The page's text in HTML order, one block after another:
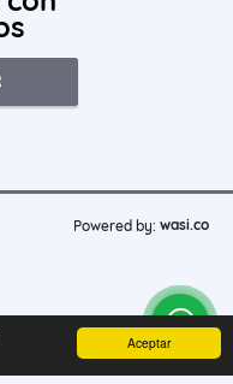
Aceptar
Powered by: wasi.co